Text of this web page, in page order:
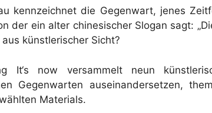
kennzeichnet die Gegenwart, jenes
der ein alter chinesischer Slogan sagt:
aus künstlerischer Sicht?
It‘s now versammelt neun
Gegenwarten auseinandersetzen,
Materials.